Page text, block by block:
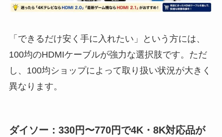
「できるだけ安く手に入れたい」という方には、
100均のHDMIケーブルが強力な選択肢です。ただ
し、100均ショップによって取り扱い状況が大きく
異なります。
ダイソー：330円〜770円で4K・8K対応品が